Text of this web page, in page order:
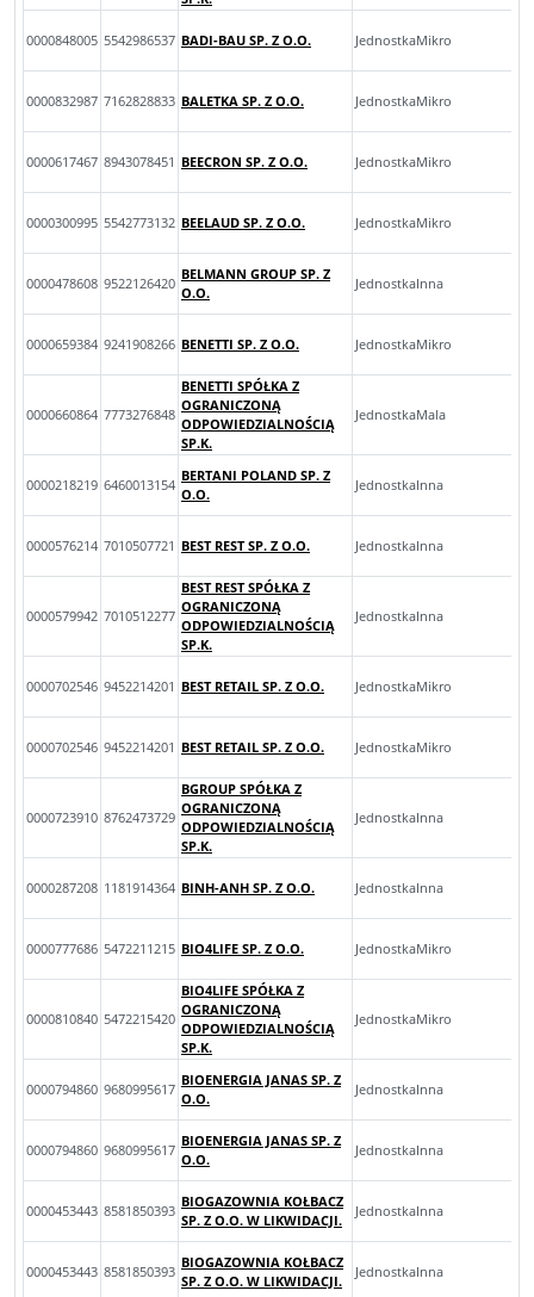
0000848005 5542986537 BADI-BAU SP. Z O.O. JednostkaMikro
0000832987 7162828833 BALETKA SP. Z O.O. JednostkaMikro
0000617467 8943078451 BEECRON SP. Z O.O. JednostkaMikro
0000300995 5542773132 BEELAUD SP. Z O.O. JednostkaMikro
0000478608 9522126420
BELMANN GROUP SP. Z
O.O.
JednostkaInna
0000659384 9241908266 BENETTI SP. Z O.O. JednostkaMikro
0000660864 7773276848
BENETTI SPÓŁKA Z
OGRANICZONĄ
ODPOWIEDZIALNOŚCIĄ
SP.K.
JednostkaMala
0000218219 6460013154
BERTANI POLAND SP. Z
O.O.
JednostkaInna
0000576214 7010507721 BEST REST SP. Z O.O. JednostkaInna
0000579942 7010512277
BEST REST SPÓŁKA Z
OGRANICZONĄ
ODPOWIEDZIALNOŚCIĄ
SP.K.
JednostkaInna
0000702546 9452214201 BEST RETAIL SP. Z O.O. JednostkaMikro
0000702546 9452214201 BEST RETAIL SP. Z O.O. JednostkaMikro
0000723910 8762473729
BGROUP SPÓŁKA Z
OGRANICZONĄ
ODPOWIEDZIALNOŚCIĄ
SP.K.
JednostkaInna
0000287208 1181914364 BINH-ANH SP. Z O.O. JednostkaInna
0000777686 5472211215 BIO4LIFE SP. Z O.O. JednostkaMikro
0000810840 5472215420
BIO4LIFE SPÓŁKA Z
OGRANICZONĄ
ODPOWIEDZIALNOŚCIĄ
SP.K.
JednostkaMikro
0000794860 9680995617
BIOENERGIA JANAS SP. Z
O.O.
JednostkaInna
0000794860 9680995617
BIOENERGIA JANAS SP. Z
O.O.
JednostkaInna
0000453443 8581850393
BIOGAZOWNIA KOŁBACZ
SP. Z O.O. W LIKWIDACJI.
JednostkaInna
0000453443 8581850393
BIOGAZOWNIA KOŁBACZ
SP. Z O.O. W LIKWIDACJI.
JednostkaInna